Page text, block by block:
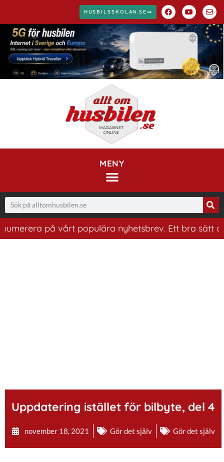
HUSBILSSKOLAN.SE
MENY
på vårt populära nyhetsbrev. Ett bra sätt att
Uppdatering istället för bilbyte, del 4
november 18, 2021 Gör det själv Gör det själv